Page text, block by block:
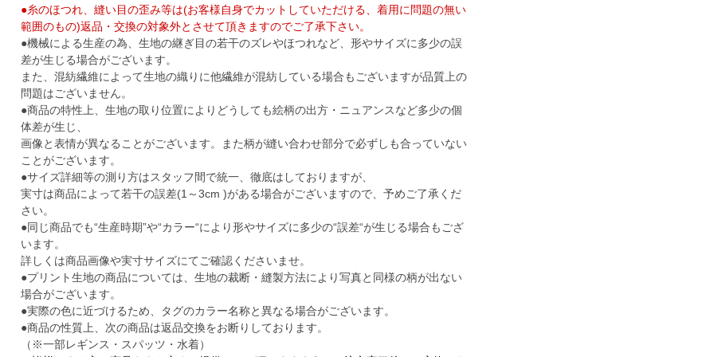
●糸のほつれ、縫い目の歪み等は(お客様自身でカットしていただける、着用に問題の無い
範囲のもの)返品・交換の対象外とさせて頂きますのでご了承下さい。
●機械による生産の為、生地の継ぎ目の若干のズレやほつれなど、形やサイズに多少の誤
差が生じる場合がございます。
また、混紡繊維によって生地の織りに他繊維が混紡している場合もございますが品質上の
問題はございません。
●商品の特性上、生地の取り位置によりどうしても絵柄の出方・ニュアンスなど多少の個
体差が生じ、
画像と表情が異なることがございます。また柄が縫い合わせ部分で必ずしも合っていない
ことがございます。
●サイズ詳細等の測り方はスタッフ間で統一、徹底はしておりますが、
実寸は商品によって若干の誤差(1～3cm )がある場合がございますので、予めご了承くだ
さい。
●同じ商品でも“生産時期”や“カラー“により形やサイズに多少の“誤差“が生じる場合もござ
います。
詳しくは商品画像や実寸サイズにてご確認くださいませ。
●プリント生地の商品については、生地の裁断・縫製方法により写真と同様の柄が出ない
場合がございます。
●実際の色に近づけるため、タグのカラー名称と異なる場合がございます。
●商品の性質上、次の商品は返品交換をお断りしております。
（※一部レギンス・スパッツ・水着）